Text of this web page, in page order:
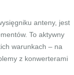
anteny, jest
To aktywny
warunkach – na
z konwerterami